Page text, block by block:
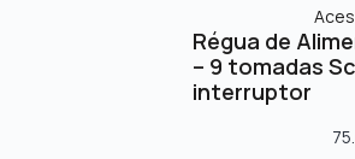
Régua de
– 9 tomadas
interruptor